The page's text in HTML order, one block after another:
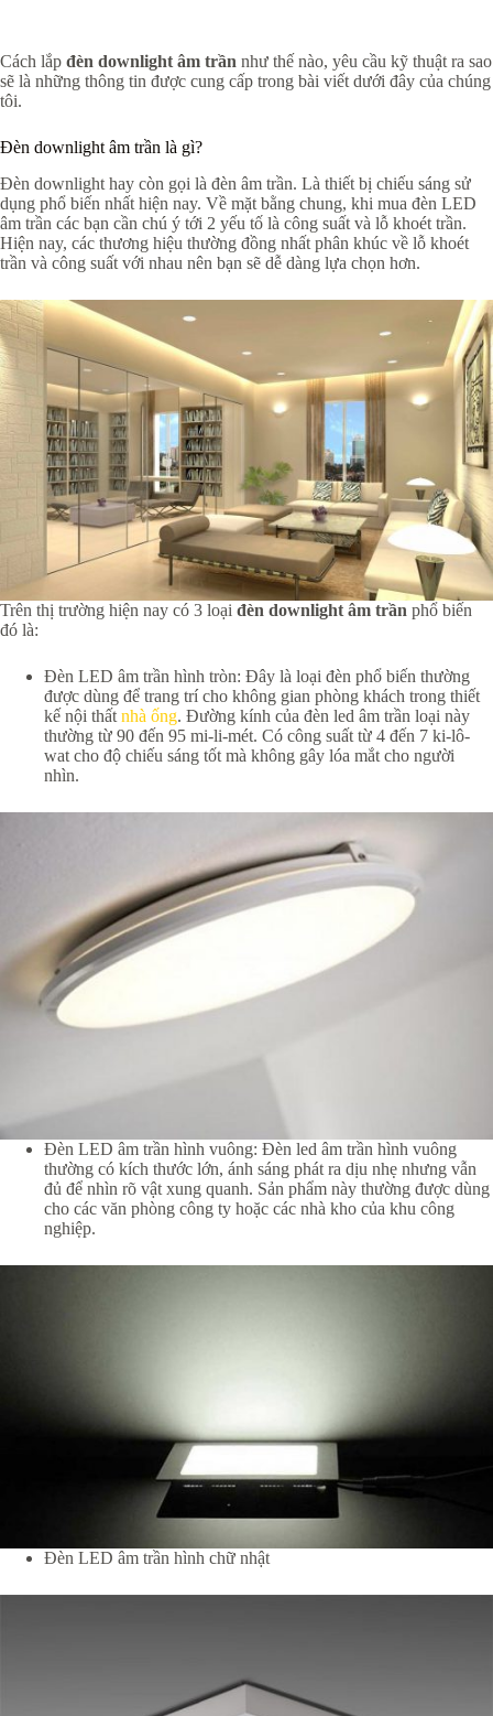
Cách lắp đèn downlight âm trần như thế nào, yêu cầu kỹ thuật ra sao
sẽ là những thông tin được cung cấp trong bài viết dưới đây của chúng
tôi.
Đèn downlight âm trần là gì?
Đèn downlight hay còn gọi là đèn âm trần. Là thiết bị chiếu sáng sử
dụng phổ biến nhất hiện nay. Về mặt bằng chung, khi mua đèn LED
âm trần các bạn cần chú ý tới 2 yếu tố là công suất và lỗ khoét trần.
Hiện nay, các thương hiệu thường đồng nhất phân khúc về lỗ khoét
trần và công suất với nhau nên bạn sẽ dễ dàng lựa chọn hơn.
Trên thị trường hiện nay có 3 loại đèn downlight âm trần phổ biến
đó là:
Đèn LED âm trần hình tròn: Đây là loại đèn phổ biến thường
được dùng để trang trí cho không gian phòng khách trong thiết
kế nội thất nhà ống. Đường kính của đèn led âm trần loại này
thường từ 90 đến 95 mi-li-mét. Có công suất từ 4 đến 7 ki-lô-
wat cho độ chiếu sáng tốt mà không gây lóa mắt cho người
nhìn.
Đèn LED âm trần hình vuông: Đèn led âm trần hình vuông
thường có kích thước lớn, ánh sáng phát ra dịu nhẹ nhưng vẫn
đủ để nhìn rõ vật xung quanh. Sản phẩm này thường được dùng
cho các văn phòng công ty hoặc các nhà kho của khu công
nghiệp.
Đèn LED âm trần hình chữ nhật